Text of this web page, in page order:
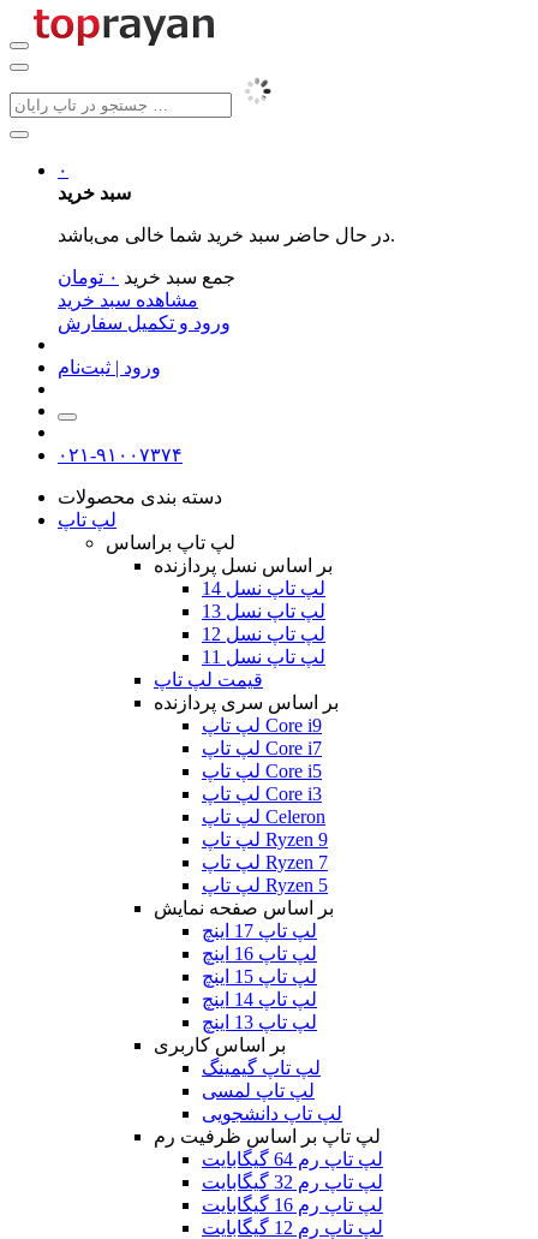
۰
سبد خرید
در حال حاضر سبد خرید شما خالی می‌باشد.
جمع سبد خرید ۰ تومان
مشاهده سبد خرید
ورود و تکمیل سفارش
ورود | ثبت‌نام
۰۲۱-۹۱۰۰۷۳۷۴
دسته بندی محصولات
لپ تاپ
لپ تاپ براساس
بر اساس نسل پردازنده
لپ تاپ نسل 14
لپ تاپ نسل 13
لپ تاپ نسل 12
لپ تاپ نسل 11
قیمت لپ تاپ
بر اساس سری پردازنده
لپ تاپ Core i9
لپ تاپ Core i7
لپ تاپ Core i5
لپ تاپ Core i3
لپ تاپ Celeron
لپ تاپ Ryzen 9
لپ تاپ Ryzen 7
لپ تاپ Ryzen 5
بر اساس صفحه نمایش
لپ تاپ 17 اینچ
لپ تاپ 16 اینچ
لپ تاپ 15 اینچ
لپ تاپ 14 اینچ
لپ تاپ 13 اینچ
بر اساس کاربری
لپ تاپ گیمینگ
لپ تاپ لمسی
لپ تاپ دانشجویی
لپ تاپ بر اساس ظرفیت رم
لپ تاپ رم 64 گیگابایت
لپ تاپ رم 32 گیگابایت
لپ تاپ رم 16 گیگابایت
لپ تاپ رم 12 گیگابایت